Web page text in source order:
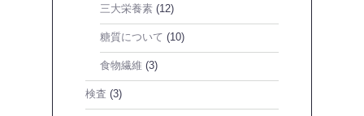
三大栄養素 (12)
糖質について (10)
食物繊維 (3)
検査 (3)